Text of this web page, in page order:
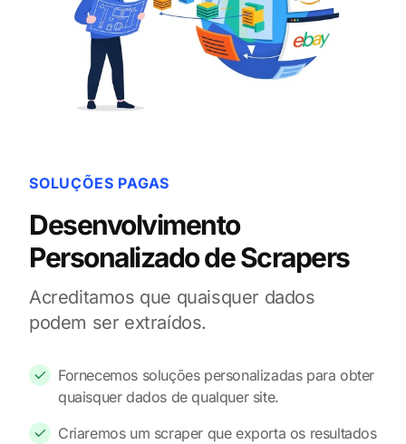
SOLUÇÕES PAGAS
Desenvolvimento
Personalizado de Scrapers
Acreditamos que quaisquer dados
podem ser extraídos.
Fornecemos soluções personalizadas para obter
quaisquer dados de qualquer site.
Criaremos um scraper que exporta os resultados